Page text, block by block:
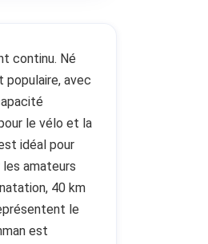
continu. Né
populaire, avec
le vélo et la
idéal pour
amateurs
40 km
le
est